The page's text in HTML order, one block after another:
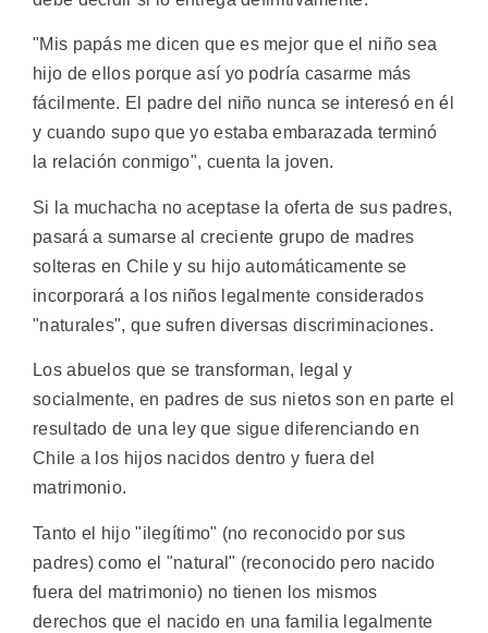
"Mis papás me dicen que es mejor que el niño sea
hijo de ellos porque así yo podría casarme más
fácilmente. El padre del niño nunca se interesó en él
y cuando supo que yo estaba embarazada terminó
la relación conmigo", cuenta la joven.
Si la muchacha no aceptase la oferta de sus padres,
pasará a sumarse al creciente grupo de madres
solteras en Chile y su hijo automáticamente se
incorporará a los niños legalmente considerados
"naturales", que sufren diversas discriminaciones.
Los abuelos que se transforman, legal y
socialmente, en padres de sus nietos son en parte el
resultado de una ley que sigue diferenciando en
Chile a los hijos nacidos dentro y fuera del
matrimonio.
Tanto el hijo "ilegítimo" (no reconocido por sus
padres) como el "natural" (reconocido pero nacido
fuera del matrimonio) no tienen los mismos
derechos que el nacido en una familia legalmente